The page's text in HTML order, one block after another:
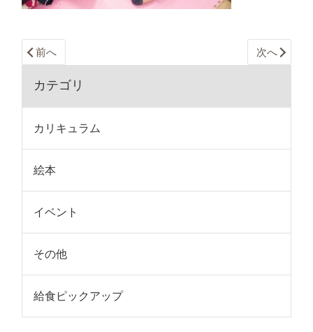
前へ 次へ
カテゴリ
カリキュラム
絵本
イベント
その他
給食ピックアップ